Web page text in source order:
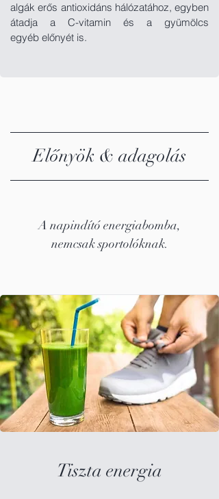
algák erős antioxidáns hálózatához, egyben
átadja a C-vitamin és a gyümölcs
egyéb előnyét is.
Előnyök & adagolás
A napindító energiabomba,
nemcsak sportolóknak.
Tiszta energia